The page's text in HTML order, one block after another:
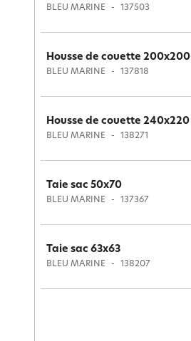
BLEU MARINE 137503
Housse de couette 200x200
BLEU MARINE 137818
Housse de couette 240x220
BLEU MARINE 138271
Taie sac 50x70
BLEU MARINE 137367
Taie sac 63x63
BLEU MARINE 138207